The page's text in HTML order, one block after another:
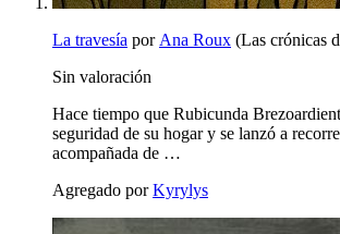
La travesía por Ana Roux (Las crónicas
Sin valoración
Hace tiempo que Rubicunda
seguridad de su hogar y se lanzó a
acompañada de …
Agregado porKyrylys